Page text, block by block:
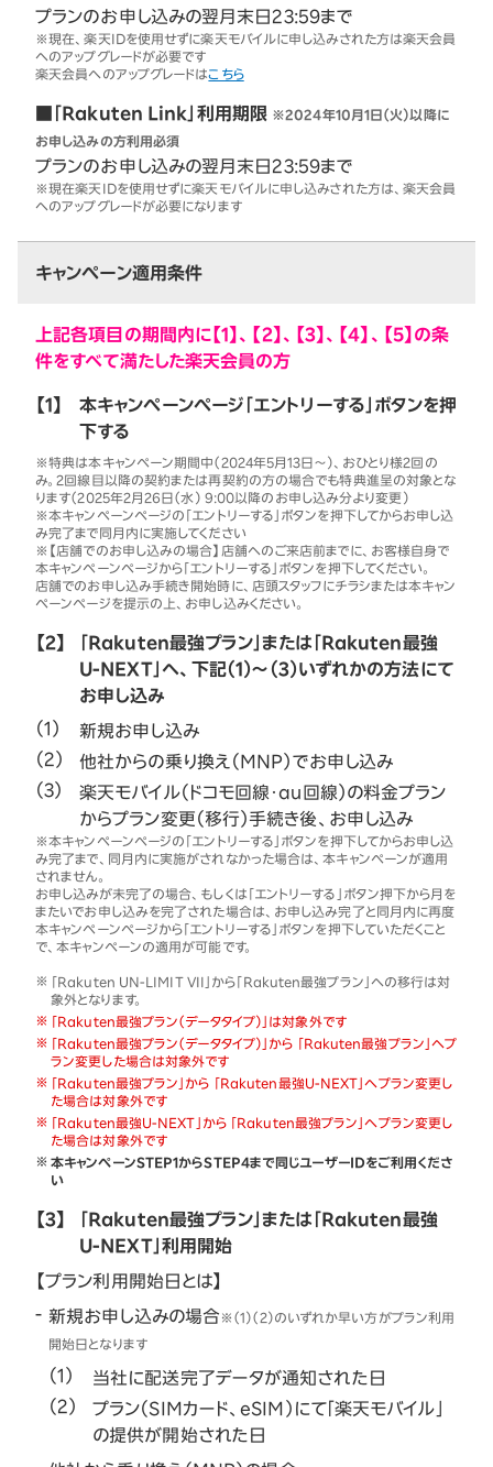
プランのお申し込みの翌月末日23:59まで
※現在、楽天IDを使用せずに楽天モバイルに申し込みされた方は楽天会員
へのアップグレードが必要です
楽天会員へのアップグレードはこちら
■「Rakuten Link」利用期限 ※2024年10月1日（火）以降に
お申し込みの方利用必須
プランのお申し込みの翌月末日23:59まで
※現在楽天IDを使用せずに楽天モバイルに申し込みされた方は、楽天会員
へのアップグレードが必要になります
キャンペーン適用条件
上記各項目の期間内に【1】、【2】、【3】、【4】、【5】の条
件をすべて満たした楽天会員の方
【1】
本キャンペーンページ「エントリーする」ボタンを押
下する
※特典は本キャンペーン期間中（2024年5月13日～）、おひとり様2回の
み。2回線目以降の契約または再契約の方の場合でも特典進呈の対象とな
ります（2025年2月26日（水） 9:00以降のお申し込み分より変更）
※本キャンペーンページの「エントリーする」ボタンを押下してからお申し込
み完了まで同月内に実施してください
※【店舗でのお申し込みの場合】店舗へのご来店前までに、お客様自身で
本キャンペーンページから「エントリーする」ボタンを押下してください。
店舗でのお申し込み手続き開始時に、店頭スタッフにチラシまたは本キャン
ペーンページを提示の上、お申し込みください。
【2】
「Rakuten最強プラン」または「Rakuten最強
U-NEXT」へ、下記（1）～（3）いずれかの方法にて
お申し込み
新規お申し込み
他社からの乗り換え（MNP）でお申し込み
楽天モバイル（ドコモ回線・au回線）の料金プラン
からプラン変更（移行）手続き後、お申し込み
※本キャンペーンページの「エントリーする」ボタンを押下してからお申し込
み完了まで、同月内に実施がされなかった場合は、本キャンペーンが適用
されません。
お申し込みが未完了の場合、もしくは「エントリーする」ボタン押下から月を
またいでお申し込みを完了された場合は、お申し込み完了と同月内に再度
本キャンペーンページから「エントリーする」ボタンを押下していただくこと
で、本キャンペーンの適用が可能です。
「Rakuten UN-LIMIT VII」から「Rakuten最強プラン」への移行は対
象外となります。
「Rakuten最強プラン（データタイプ）」は対象外です
「Rakuten最強プラン（データタイプ）」から 「Rakuten最強プラン」へプ
ラン変更した場合は対象外です
「Rakuten最強プラン」から 「Rakuten最強U-NEXT」へプラン変更し
た場合は対象外です
「Rakuten最強U-NEXT」から 「Rakuten最強プラン」へプラン変更し
た場合は対象外です
本キャンペーンSTEP1からSTEP4まで同じユーザーIDをご利用くださ
い
【3】
「Rakuten最強プラン」または「Rakuten最強
U-NEXT」利用開始
【プラン利用開始日とは】
新規お申し込みの場合 ※（1）（2）のいずれか早い方がプラン利用
開始日となります
当社に配送完了データが通知された日
プラン（SIMカード、eSIM）にて「楽天モバイル」
の提供が開始された日